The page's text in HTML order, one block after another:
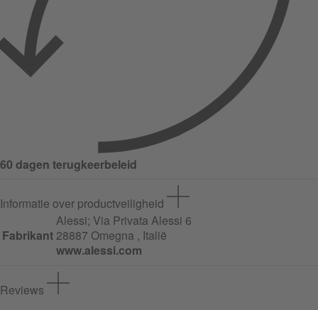
60 dagen terugkeerbeleid
Informatie over productveiligheid
Fabrikant
Alessi; Via Privata Alessi 6
28887 Omegna , Italië
www.alessi.com
Reviews